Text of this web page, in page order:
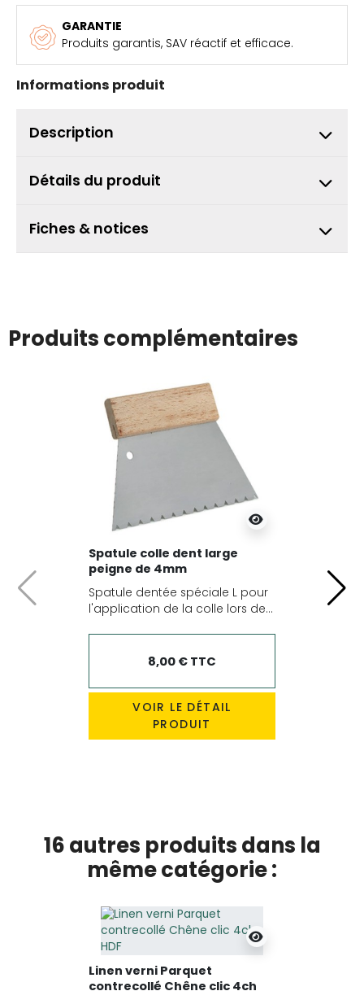
GARANTIE
Produits garantis, SAV réactif et efficace.
Informations produit
Description
Détails du produit
Fiches & notices
Produits complémentaires
Spatule colle dent large
peigne de 4mm
Spatule dentée spéciale L pour
l'application de la colle lors de...
8,00 € TTC
VOIR LE DÉTAIL
PRODUIT
Précédent
16 autres produits dans la
même catégorie :
Linen verni Parquet
contrecollé Chêne clic 4ch